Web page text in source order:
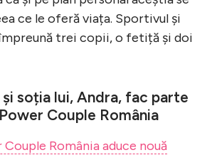
ce le oferă viața. Sportivul și
trei copii, o fetiță și doi
soția lui, Andra, fac parte
Couple România
Couple România aduce nouă